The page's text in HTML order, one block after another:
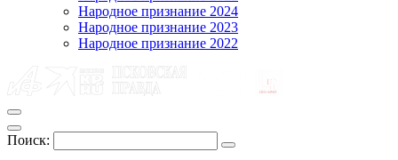
Народное признание 2024
Народное признание 2023
Народное признание 2022
Поиск: